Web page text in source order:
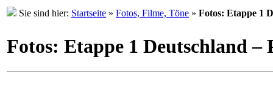
Sie sind hier: Startseite » Fotos, Filme, Töne » Fotos: Etappe 1
Fotos: Etappe 1 Deutschland –